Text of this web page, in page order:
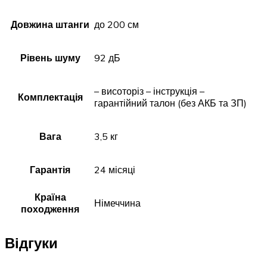
Довжина штанги до 200 см
Рівень шуму 92 дБ
Комплектація
– висоторіз – інструкція –
гарантійний талон (без АКБ та ЗП)
Вага 3,5 кг
Гарантія 24 місяці
Країна
походження
Німеччина
Відгуки